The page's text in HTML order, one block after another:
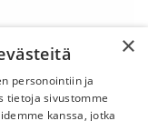
×
personointiin ja
tietoja sivustomme
kanssa, jotka